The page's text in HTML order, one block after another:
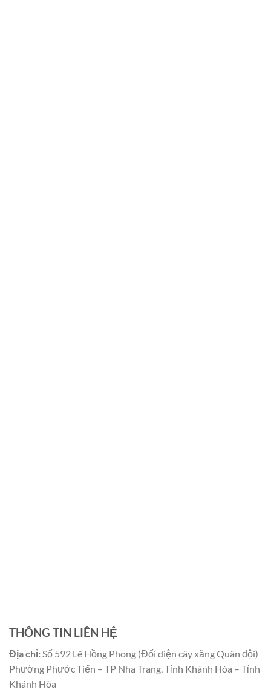
THÔNG TIN LIÊN HỆ
Địa chỉ: Số 592 Lê Hồng Phong (Đối diện cây xăng Quân đội)
Phường Phước Tiến – TP Nha Trang, Tỉnh Khánh Hòa – Tỉnh
Khánh Hòa